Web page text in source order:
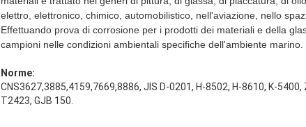
elettro, elettronico, chimico, automobilistico, nell'aviazione, nello
Effettuando prova di corrosione per i prodotti dei materiali e della
campioni nelle condizioni ambientali specifiche dell'ambiente marino.
Norme:
CNS3627,3885,4159,7669,8886, JIS D-0201, H-8502, H-8610, K-
T2423, GJB 150.